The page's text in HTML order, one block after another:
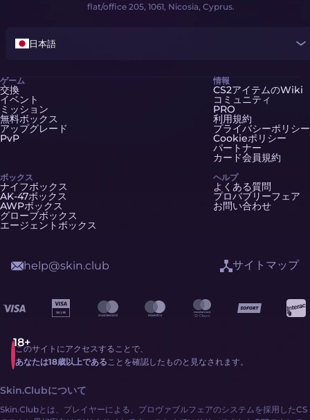
flat/office 205, 1061, Nicosia, Cyprus.
日本語
ゲーム
交換
イベント
ミッション
無料ボックス
アップグレード
PvP
ボックス
ナイフボックス
AK-47ボックス
AWPボックス
グローブボックス
エージェントボックス
情報
CS2アイテムのWiki
コミュニティ
PRO
利用規約
プライバシーポリシー
Cookieポリシー
パートナー
カード会員規約
ヘルプ
よくある質問
プロバブリーフェア
お問い合わせ
このサイトにアクセスすることで、
あなたは18歳以上であることを確認したものと見なされます。
help@skin.club サイトマップ
Skin.Clubについて
Skin.Clubとは、プレイヤーによる、プロヴァブルフェアのシステムを採用したCS